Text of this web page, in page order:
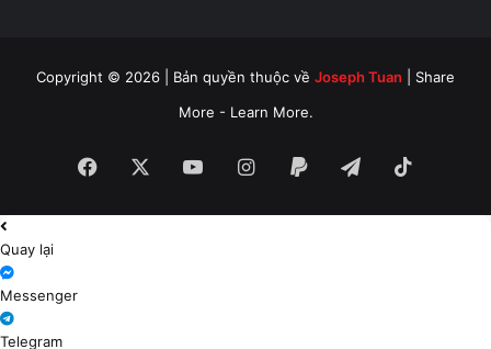
Copyright © 2026 | Bản quyền thuộc về Joseph Tuan | Share
More - Learn More.
Facebook YouTubeInstagram
Paypal Telegram
Quay lại
Messenger
Telegram